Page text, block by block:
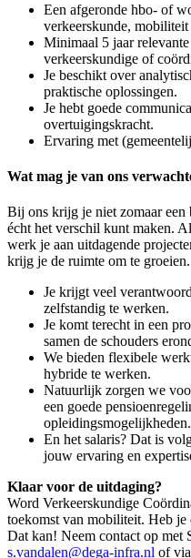
Een afgeronde hbo- of
verkeerskunde,
Minimaal 5 jaar
verkeerskundige of
Je beschikt over
praktische oplossingen.
Je hebt goede
overtuigingskracht.
Ervaring met
Wat mag je van ons
Bij ons krijg je niet zomaar een
écht het verschil kunt maken.
werk je aan uitdagende
krijg je de ruimte om te groeien.
Je krijgt veel
zelfstandig te werken.
Je komt terecht in een
samen de schouders
We bieden flexibele
hybride te werken.
Natuurlijk zorgen we
een goede
opleidingsmogelijkheden.
En het salaris? Dat is
jouw ervaring en
Klaar voor de uitdaging?
Word Verkeerskundige
toekomst van mobiliteit. Heb je
Dat kan! Neem contact op met
s.vandalen@dega-infra.nl of